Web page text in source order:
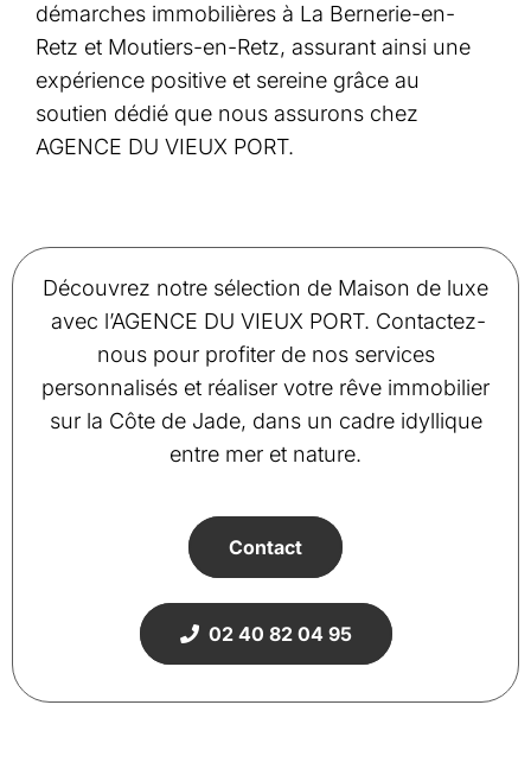
démarches immobilières à La Bernerie-en-
Retz et Moutiers-en-Retz, assurant ainsi une
expérience positive et sereine grâce au
soutien dédié que nous assurons chez
AGENCE DU VIEUX PORT.
Découvrez notre sélection de Maison de luxe
avec l’AGENCE DU VIEUX PORT. Contactez-
nous pour profiter de nos services
personnalisés et réaliser votre rêve immobilier
sur la Côte de Jade, dans un cadre idyllique
entre mer et nature.
Contact
02 40 82 04 95